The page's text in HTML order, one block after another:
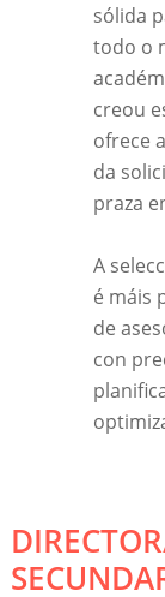
sólida
todo o
creou
ofrece
da
praza
A
é máis
de
con